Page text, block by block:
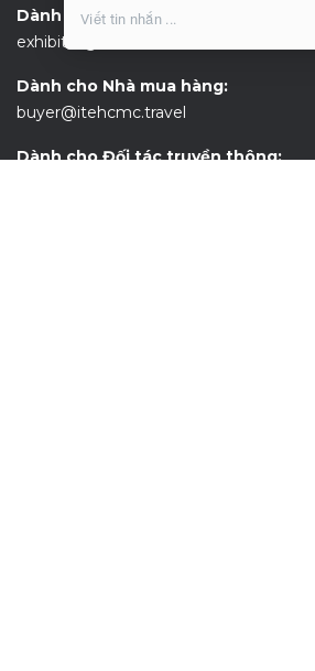
Dành cho Nhà trưng bày:
exhibitor@itehcmc.travel
Dành cho Nhà mua hàng:
buyer@itehcmc.travel
Dành cho Đối tác truyền thông: